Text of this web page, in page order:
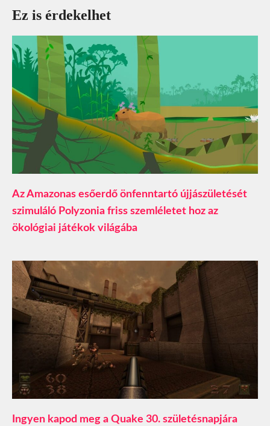
Ez is érdekelhet
Az Amazonas esőerdő önfenntartó újjászületését
szimuláló Polyzonia friss szemléletet hoz az
ökológiai játékok világába
Ingyen kapod meg a Quake 30. születésnapjára